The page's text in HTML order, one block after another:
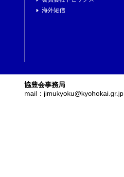
海外短信
協豊会事務局
mail：jimukyoku@kyohokai.gr.jp